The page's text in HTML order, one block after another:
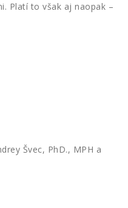
Platí to však aj naopak –
Švec, PhD., MPH a